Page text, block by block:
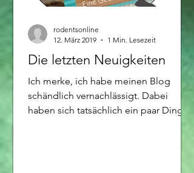
Die letzten Neuigkeiten
Ich merke, ich habe meinen Blog
schändlich vernachlässigt. Dabei
haben sich tatsächlich ein paar Dinge
rodentsonline
12. März 2019
1 Min. Lesezeit